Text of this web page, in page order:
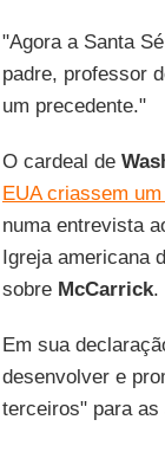
"Agora a Santa
padre, professor
um precedente."
O cardeal de
EUA criassem
numa entrevista
Igreja americana
sobre McCarrick.
Em sua
desenvolver e
terceiros" para